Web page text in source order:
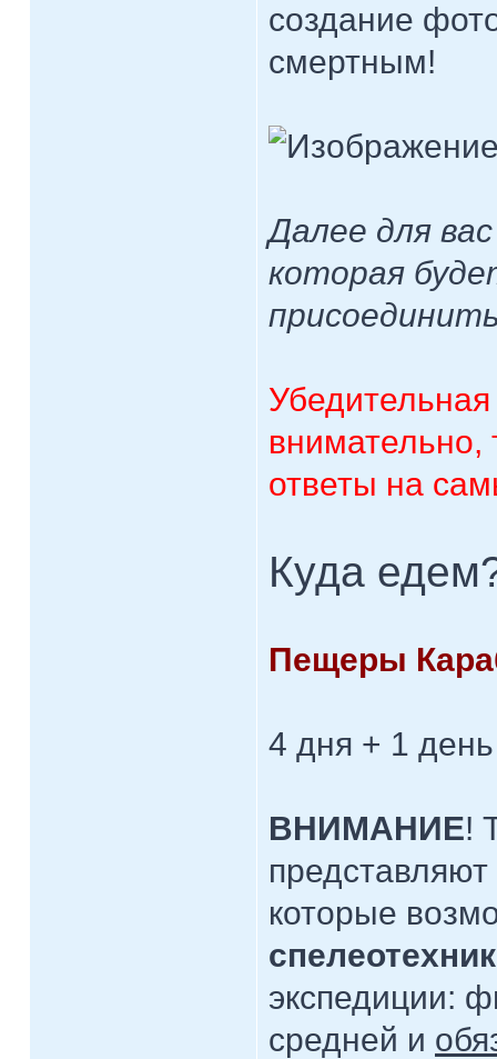
создание
смертным!
Далее для
которая
Убедительная
внимательно,
ответы на
Куда
Пещеры
4 дня + 1
ВНИМАНИЕ!
которые
экспедиции:
средней и